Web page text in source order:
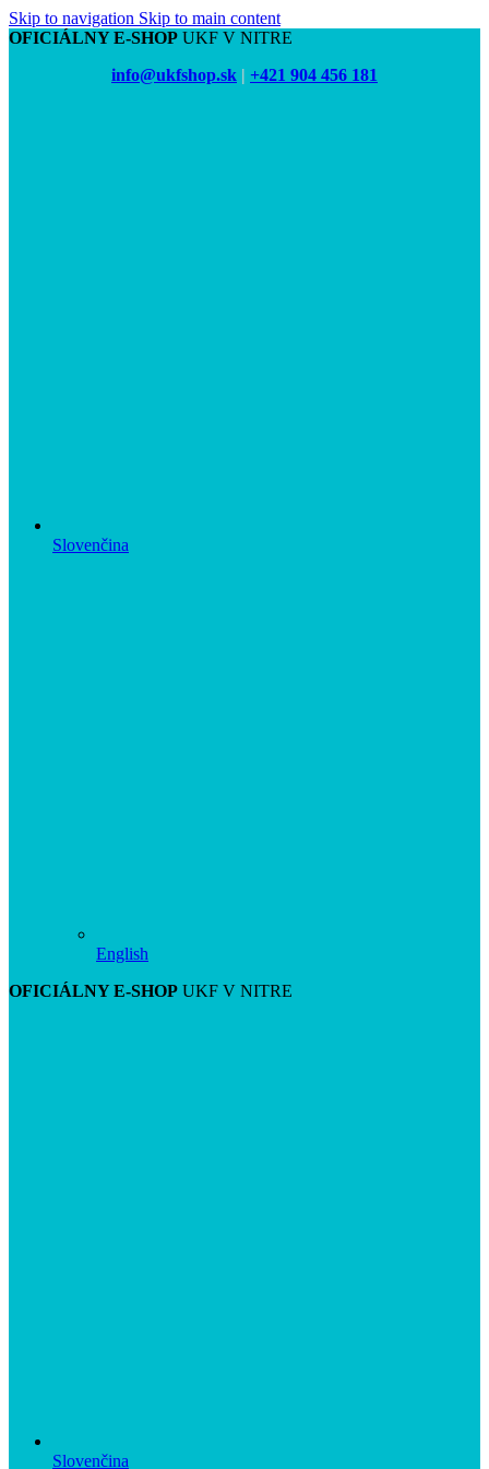
Skip to navigation Skip to main content
OFICIÁLNY E-SHOP UKF V NITRE
info@ukfshop.sk | +421 904 456 181
Slovenčina
English
OFICIÁLNY E-SHOP UKF V NITRE
Slovenčina